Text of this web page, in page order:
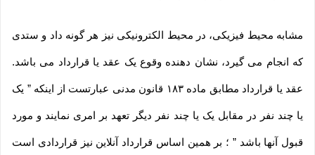
مشابه محیط فیزیکی، در محیط الکترونیکی نیز هر گونه داد و ستدی
که انجام می گیرد، نشان دهنده وقوع یک عقد یا قرارداد می باشد.
عقد یا قرارداد مطابق ماده ۱۸۳ قانون مدنی عبارتست از اینکه ” یک
یا چند نفر در مقابل یک یا چند نفر دیگر تعهد بر امری نمایند و مورد
قبول آنها باشد ” ؛ بر همین اساس قرارداد آنلاین نیز قراردادی است